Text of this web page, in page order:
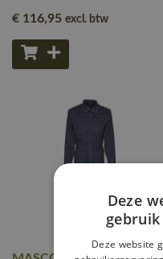
€ 116,95 excl. btw
Deze
Deze website